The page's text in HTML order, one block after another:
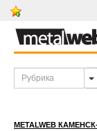
METALWEB